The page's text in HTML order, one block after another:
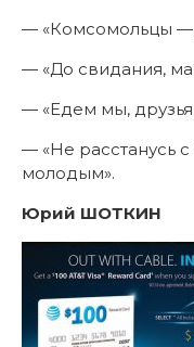
— «Комсомольцы —
— «До свидания,
— «Едем мы,
— «Не расстанусь
молодым».
Юрий ШОТКИН